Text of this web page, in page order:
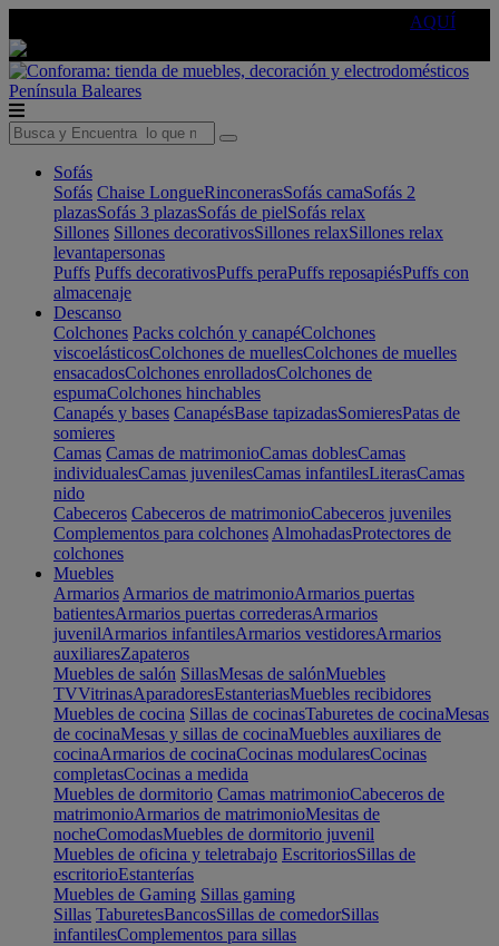
AQUÍ
Península Baleares
Sofás
Sofás Chaise LongueRinconerasSofás camaSofás 2
plazasSofás 3 plazasSofás de pielSofás relax
Sillones Sillones decorativosSillones relaxSillones relax
levantapersonas
Puffs Puffs decorativosPuffs peraPuffs reposapiésPuffs con
almacenaje
Descanso
Colchones Packs colchón y canapéColchones
viscoelásticosColchones de muellesColchones de muelles
ensacadosColchones enrolladosColchones de
espumaColchones hinchables
Canapés y bases CanapésBase tapizadasSomieresPatas de
somieres
Camas Camas de matrimonioCamas doblesCamas
individualesCamas juvenilesCamas infantilesLiterasCamas
nido
Cabeceros Cabeceros de matrimonioCabeceros juveniles
Complementos para colchones AlmohadasProtectores de
colchones
Muebles
Armarios Armarios de matrimonioArmarios puertas
batientesArmarios puertas correderasArmarios
juvenilArmarios infantilesArmarios vestidoresArmarios
auxiliaresZapateros
Muebles de salón SillasMesas de salónMuebles
TVVitrinasAparadoresEstanteriasMuebles recibidores
Muebles de cocina Sillas de cocinasTaburetes de cocinaMesas
de cocinaMesas y sillas de cocinaMuebles auxiliares de
cocinaArmarios de cocinaCocinas modularesCocinas
completasCocinas a medida
Muebles de dormitorio Camas matrimonioCabeceros de
matrimonioArmarios de matrimonioMesitas de
nocheComodasMuebles de dormitorio juvenil
Muebles de oficina y teletrabajo EscritoriosSillas de
escritorioEstanterías
Muebles de Gaming Sillas gaming
Sillas TaburetesBancosSillas de comedorSillas
infantilesComplementos para sillas